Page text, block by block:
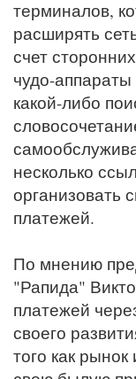
терминалов,
расширять
счет
чудо-
какой-либо
несколько
организовать
платежей.
По мнению
"Рапида"
платежей
своего
того как